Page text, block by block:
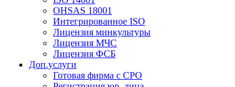
OHSAS 18001
Интегрированное ISO
Лицензия минкультуры
Лицензия МЧС
Лицензия ФСБ
Доп.услуги
Готовая фирма с СРО